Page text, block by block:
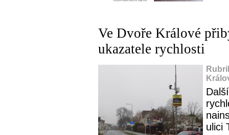
Ve Dvoře Králové
ukazatele rychlosti
ulici